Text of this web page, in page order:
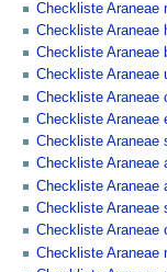
Checkliste Araneae
Checkliste Araneae
Checkliste Araneae
Checkliste Araneae
Checkliste Araneae
Checkliste Araneae
Checkliste Araneae
Checkliste Araneae
Checkliste Araneae
Checkliste Araneae
Checkliste Araneae
Checkliste Araneae